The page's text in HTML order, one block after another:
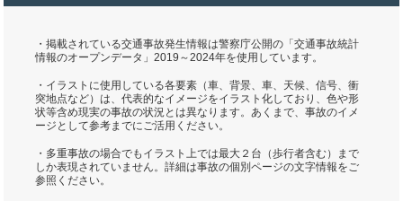
・掲載されている交通事故発生情報は警察庁公開の「交通事故統計
情報のオープンデータ」2019～2024年を使用しています。
・イラストに使用している各要素（車、背景、車、天候、信号、衝
突地点など）は、代表的なイメージをイラスト化しており、色や形
状等含め現実の事故の状況とは異なります。あくまで、事故のイメ
ージとして参考までにご活用ください。
・多重事故の場合でもイラスト上では最大２台（歩行者含む）まで
しか表現されていません。詳細は事故の個別ページの文字情報をご
参照ください。